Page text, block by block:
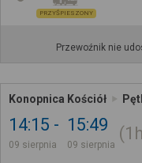
PRZYŚPIESZONY
Przewoźnik nie
Konopnica Kościół
14:15
09 sierpnia
15:49
09 sierpnia
1h